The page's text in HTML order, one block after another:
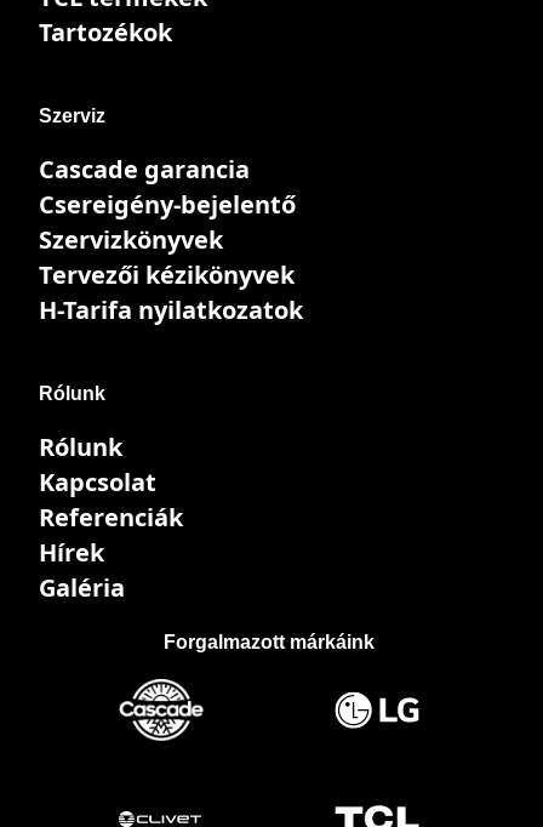
Tartozékok
Szerviz
Cascade garancia
Csereigény-bejelentő
Szervizkönyvek
Tervezői kézikönyvek
H-Tarifa nyilatkozatok
Rólunk
Rólunk
Kapcsolat
Referenciák
Hírek
Galéria
Forgalmazott márkáink